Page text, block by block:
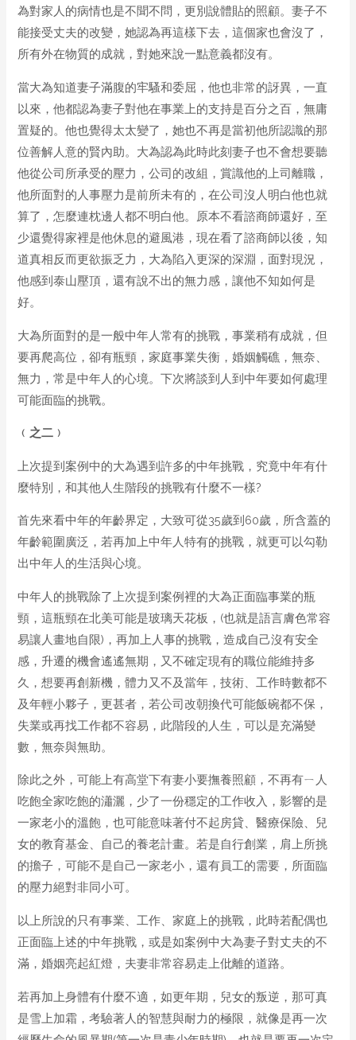
為對家人的病情也是不聞不問，更別說體貼的照顧。妻子不
能接受丈夫的改變，她認為再這樣下去，這個家也會沒了，
所有外在物質的成就，對她來說一點意義都沒有。
當大為知道妻子滿腹的牢騷和委屈，他也非常的訝異，一直
以來，他都認為妻子對他在事業上的支持是百分之百，無庸
置疑的。他也覺得太太變了，她也不再是當初他所認識的那
位善解人意的賢內助。大為認為此時此刻妻子也不會想要聽
他從公司所承受的壓力，公司的改組，賞識他的上司離職，
他所面對的人事壓力是前所未有的，在公司沒人明白他也就
算了，怎麼連枕邊人都不明白他。原本不看諮商師還好，至
少還覺得家裡是他休息的避風港，現在看了諮商師以後，知
道真相反而更欲振乏力，大為陷入更深的深淵，面對現況，
他感到泰山壓頂，還有說不出的無力感，讓他不知如何是
好。
大為所面對的是一般中年人常有的挑戰，事業稍有成就，但
要再爬高位，卻有瓶頸，家庭事業失衡，婚姻觸礁，無奈、
無力，常是中年人的心境。下次將談到人到中年要如何處理
可能面臨的挑戰。
﹙之二﹚
上次提到案例中的大為遇到許多的中年挑戰，究竟中年有什
麼特別，和其他人生階段的挑戰有什麼不一樣?
首先來看中年的年齡界定，大致可從35歲到60歲，所含蓋的
年齡範圍廣泛，若再加上中年人特有的挑戰，就更可以勾勒
出中年人的生活與心境。
中年人的挑戰除了上次提到案例裡的大為正面臨事業的瓶
頸，這瓶頸在北美可能是玻璃天花板，(也就是語言膚色常容
易讓人畫地自限)，再加上人事的挑戰，造成自己沒有安全
感，升遷的機會遙遙無期，又不確定現有的職位能維持多
久，想要再創新機，體力又不及當年，技術、工作時數都不
及年輕小夥子，更甚者，若公司改朝換代可能飯碗都不保，
失業或再找工作都不容易，此階段的人生，可以是充滿變
數，無奈與無助。
除此之外，可能上有高堂下有妻小要撫養照顧，不再有ㄧ人
吃飽全家吃飽的瀟灑，少了一份穩定的工作收入，影響的是
一家老小的溫飽，也可能意味著付不起房貸、醫療保險、兒
女的教育基金、自己的養老計畫。若是自行創業，肩上所挑
的擔子，可能不是自己一家老小，還有員工的需要，所面臨
的壓力絕對非同小可。
以上所說的只有事業、工作、家庭上的挑戰，此時若配偶也
正面臨上述的中年挑戰，或是如案例中大為妻子對丈夫的不
滿，婚姻亮起紅燈，夫妻非常容易走上仳離的道路。
若再加上身體有什麼不適，如更年期，兒女的叛逆，那可真
是雪上加霜，考驗著人的智慧與耐力的極限，就像是再一次